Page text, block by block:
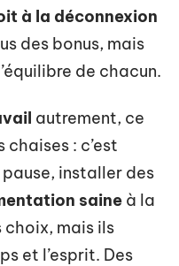
à la déconnexion
des bonus, mais
de chacun.
autrement, ce
chaises : c’est
installer des
saine à la
mais ils
et l’esprit. Des